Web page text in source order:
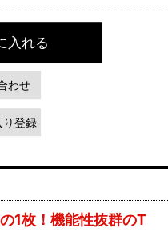
入れる
わせ
り登録
1枚！機能性抜群のT